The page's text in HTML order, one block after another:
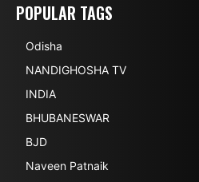
POPULAR TAGS
Odisha
NANDIGHOSHA TV
INDIA
BHUBANESWAR
BJD
Naveen Patnaik